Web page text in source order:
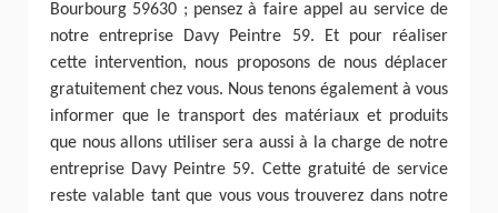
Bourbourg 59630 ; pensez à faire appel au service de
notre entreprise Davy Peintre 59. Et pour réaliser
cette intervention, nous proposons de nous déplacer
gratuitement chez vous. Nous tenons également à vous
informer que le transport des matériaux et produits
que nous allons utiliser sera aussi à la charge de notre
entreprise Davy Peintre 59. Cette gratuité de service
reste valable tant que vous vous trouverez dans notre